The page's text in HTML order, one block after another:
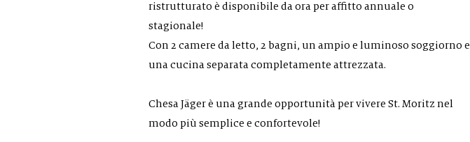
ristrutturato è disponibile da ora per affitto annuale o
stagionale!
Con 2 camere da letto, 2 bagni, un ampio e luminoso soggiorno e
una cucina separata completamente attrezzata.
Chesa Jäger è una grande opportunità per vivere St. Moritz nel
modo più semplice e confortevole!